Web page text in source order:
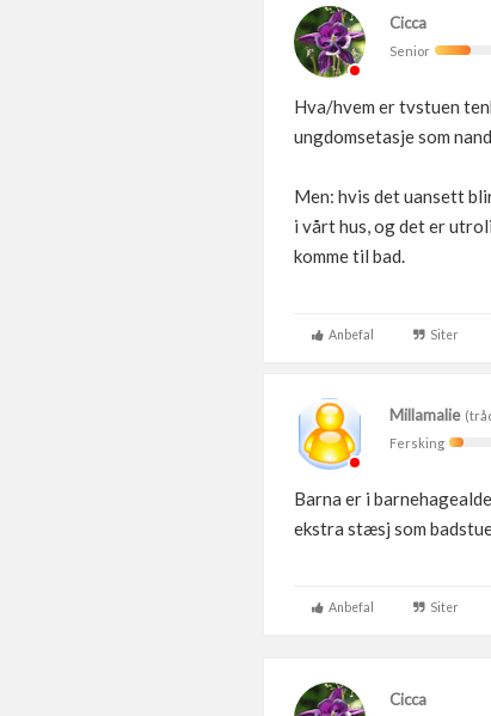
Cicca
Senior
Hva/hvem er tvstuen
ungdomsetasje som
Men: hvis det uansett
i vårt hus, og det er
komme til bad.
Anbefal Siter
Millamalie
Fersking
Barna er i
ekstra stæsj som
Anbefal Siter
Cicca